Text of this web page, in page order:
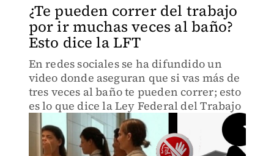
¿Te pueden correr del trabajo
por ir muchas veces al baño?
Esto dice la LFT
En redes sociales se ha difundido un
video donde aseguran que si vas más de
tres veces al baño te pueden correr; esto
es lo que dice la Ley Federal del Trabajo